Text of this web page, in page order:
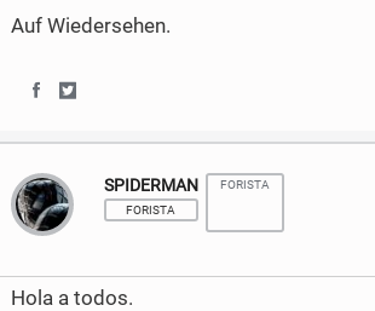
Auf Wiedersehen.
a
r
e
a
r
e
SPIDERMAN
FORISTA
FORISTA
Hola a todos.